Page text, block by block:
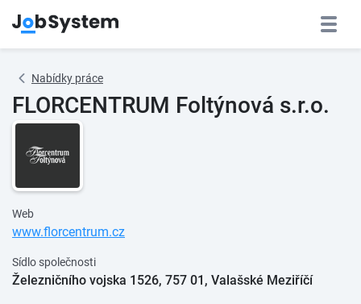
Nabídky práce
FLORCENTRUM Foltýnová s.r.o.
Web
www.florcentrum.cz
Sídlo společnosti
Železničního vojska 1526, 757 01, Valašské Meziříčí